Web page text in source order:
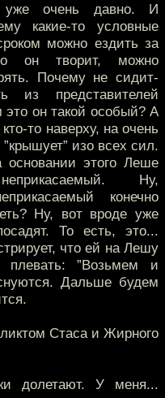
очень давно. И
какие-то условные
можно ездить за
он творит, можно
Почему не сидит-
из представителей
это он такой особый? А
то наверху, на очень
изо всех сил.
основании этого Леше
Ну,
конечно
Ну, вот вроде уже
То есть, это...
что ей на Лешу
”Возьмем и
Дальше будем
Стаса и Жирного
долетают. У меня...